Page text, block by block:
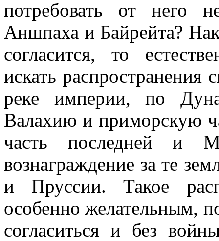
потребовать от него
Аншпаха и Байрейта?
согласится, то
искать распространения
реке империи, по
Валахию и приморскую
часть последней и
вознаграждение за те
и Пруссии. Такое
особенно желательным,
согласиться и без